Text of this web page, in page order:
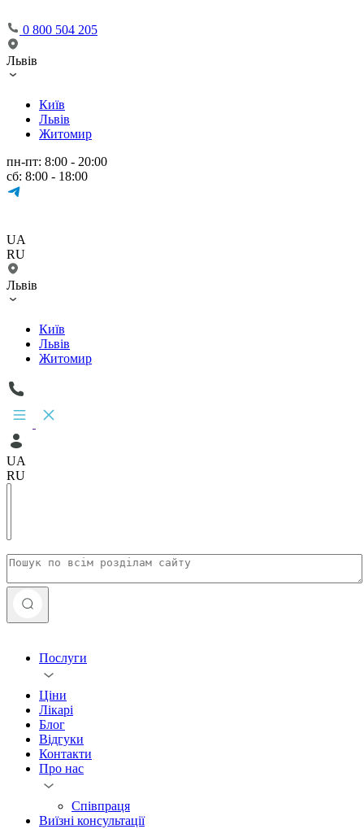
0 800 504 205
Львів
Київ
Львів
Житомир
пн-пт: 8:00 - 20:00
сб: 8:00 - 18:00
UA
RU
Львів
Київ
Львів
Житомир
UA
RU
Послуги
Ціни
Лікарі
Блог
Відгуки
Контакти
Про нас
Співпраця
Виїзні консультації